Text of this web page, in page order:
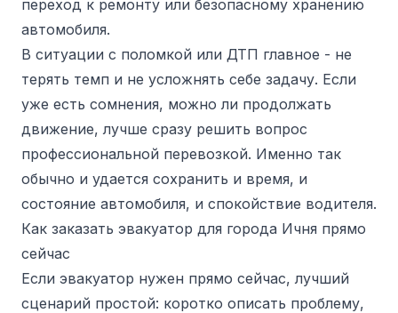
переход к ремонту или безопасному хранению
автомобиля.
В ситуации с поломкой или ДТП главное - не
терять темп и не усложнять себе задачу. Если
уже есть сомнения, можно ли продолжать
движение, лучше сразу решить вопрос
профессиональной перевозкой. Именно так
обычно и удается сохранить и время, и
состояние автомобиля, и спокойствие водителя.
Как заказать эвакуатор для города Ичня прямо
сейчас
Если эвакуатор нужен прямо сейчас, лучший
сценарий простой: коротко описать проблему,